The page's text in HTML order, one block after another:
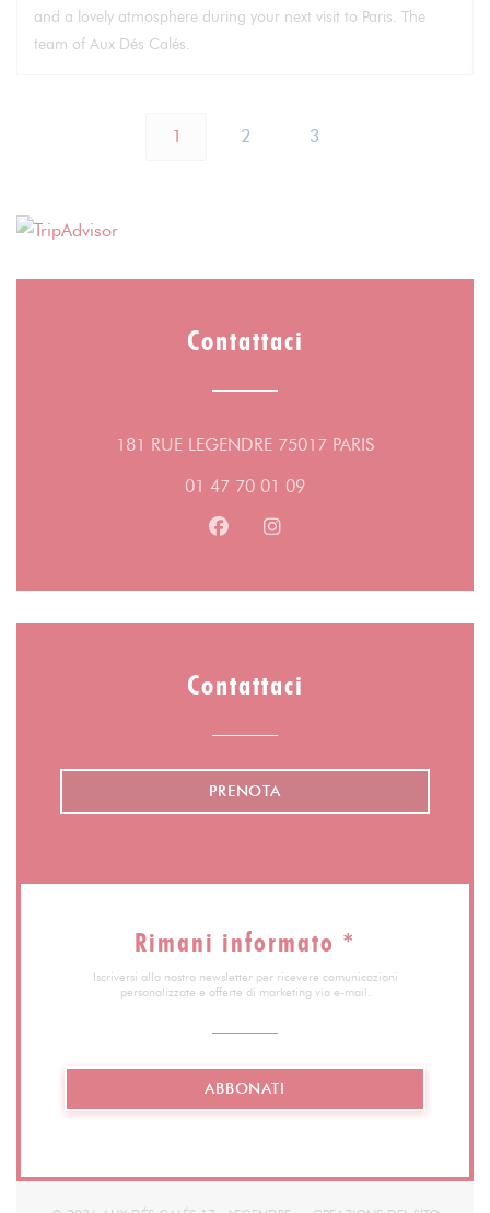
and a lovely atmosphere during your next visit to Paris. The
team of Aux Dés Calés.
1 2 3
Contattaci
181 RUE LEGENDRE 75017 PARIS((apre una
01 47 70 01 09
Facebook ((apre una nuova
Instagram ((apre una
Contattaci
PRENOTA
Rimani informato *
Iscriversi alla nostra newsletter per ricevere comunicazioni
personalizzate e offerte di marketing via e-mail.
ABBONATI